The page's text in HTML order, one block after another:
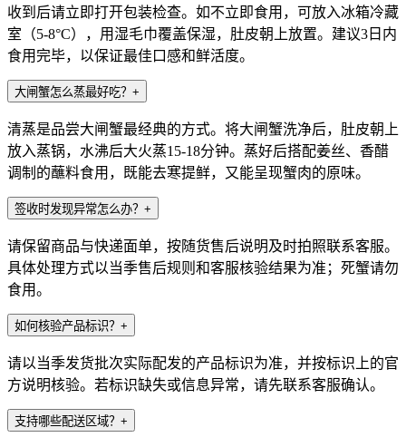
收到后请立即打开包装检查。如不立即食用，可放入冰箱冷藏
室（5-8°C），用湿毛巾覆盖保湿，肚皮朝上放置。建议3日内
食用完毕，以保证最佳口感和鲜活度。
大闸蟹怎么蒸最好吃？ +
清蒸是品尝大闸蟹最经典的方式。将大闸蟹洗净后，肚皮朝上
放入蒸锅，水沸后大火蒸15-18分钟。蒸好后搭配姜丝、香醋
调制的蘸料食用，既能去寒提鲜，又能呈现蟹肉的原味。
签收时发现异常怎么办？ +
请保留商品与快递面单，按随货售后说明及时拍照联系客服。
具体处理方式以当季售后规则和客服核验结果为准；死蟹请勿
食用。
如何核验产品标识？ +
请以当季发货批次实际配发的产品标识为准，并按标识上的官
方说明核验。若标识缺失或信息异常，请先联系客服确认。
支持哪些配送区域？ +